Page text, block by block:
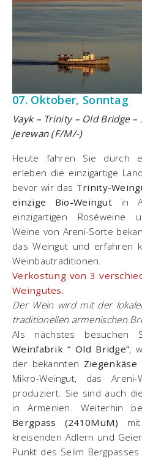
07. Oktober, Sonntag
Vayk – Trinity – Old Bridge –
Jerewan (F/M/-)
Heute fahren Sie durch
erleben die einzigartige
bevor wir das Trinity-
einzige Bio-Weingut in
einzigartigen Roséweine
Weine von Areni-Sorte
das Weingut und erfahren
Weinbautraditionen.
Verkostung von 3
Weingutes.
Der Wein wird mit der
traditionellen armenischen
Als nächstes besuchen
Weinfabrik “ Old Bridge”,
der bekannten Ziegenkäse
Mikro-Weingut, das
produziert. Sie sind auch
in Armenien. Weiterhin
Bergpass (2410MüM)
kreisenden Adlern und
Punkt des Selim